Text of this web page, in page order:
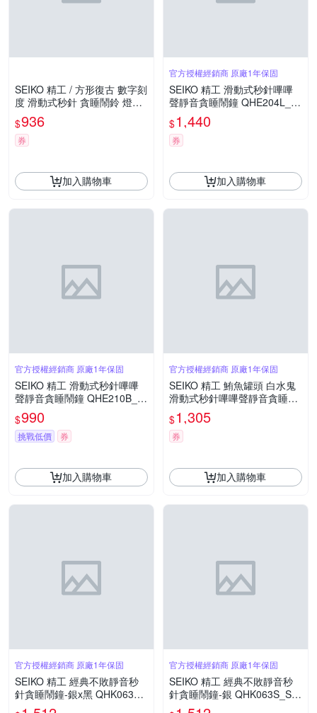
SEIKO 精工 / 方形復古 數字刻
度 滑動式秒針 貪睡鬧鈴 燈光
夜光 靜音鬧鐘 / 白x綠 / QHE1
95M /SK048
$936
券
加入購物車
官方授權經銷商 原廠1年保固
SEIKO 精工 滑動式秒針嗶嗶
聲靜音貪睡鬧鐘 QHE204L_S
K045
$1,440
券
加入購物車
官方授權經銷商 原廠1年保固
SEIKO 精工 滑動式秒針嗶嗶
聲靜音貪睡鬧鐘 QHE210B_S
K045
$990
挑戰低價 券
加入購物車
官方授權經銷商 原廠1年保固
SEIKO 精工 鮪魚罐頭 白水鬼
滑動式秒針嗶嗶聲靜音貪睡造
型鬧鐘 QHE207S_SK045
$1,305
券
加入購物車
官方授權經銷商 原廠1年保固
SEIKO 精工 經典不敗靜音秒
針貪睡鬧鐘-銀x黑 QHK063K_
SK045
官方授權經銷商 原廠1年保固
SEIKO 精工 經典不敗靜音秒
針貪睡鬧鐘-銀 QHK063S_SK
045